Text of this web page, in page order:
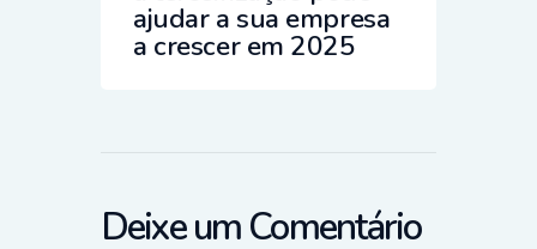
ajudar a sua empresa
a crescer em 2025
Deixe um Comentário